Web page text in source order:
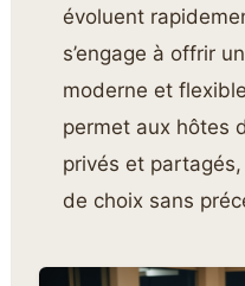
évoluent
s’engage à offrir
moderne et
permet aux hôtes
privés et
de choix sans